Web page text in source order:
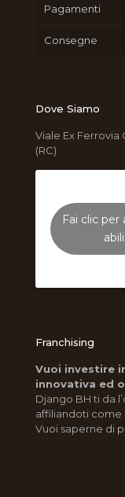
Pagamenti
Consegne
Dove Siamo
Viale Ex Ferrovia
(RC)
Fai clic
Franchising
Vuoi investire
innovativa ed
Django BH ti da
affiliandoti come
Vuoi saperne di